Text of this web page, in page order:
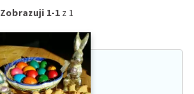
Zobrazuji 1-1z 1